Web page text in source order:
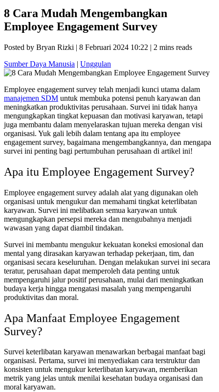
8 Cara Mudah Mengembangkan
Employee Engagement Survey
Posted by Bryan Rizki | 8 Februari 2024 10:22 | 2 mins reads
Sumber Daya Manusia | Unggulan
Employee engagement survey telah menjadi kunci utama dalam
manajemen SDM untuk membuka potensi penuh karyawan dan
meningkatkan produktivitas perusahaan. Survei ini tidak hanya
mengungkapkan tingkat kepuasan dan motivasi karyawan, tetapi
juga membantu dalam menyelaraskan tujuan mereka dengan visi
organisasi. Yuk gali lebih dalam tentang apa itu employee
engagement survey, bagaimana mengembangkannya, dan mengapa
survei ini penting bagi pertumbuhan perusahaan di artikel ini!
Apa itu Employee Engagement Survey?
Employee engagement survey adalah alat yang digunakan oleh
organisasi untuk mengukur dan memahami tingkat keterlibatan
karyawan. Survei ini melibatkan semua karyawan untuk
mengungkapkan persepsi mereka dan mengubahnya menjadi
wawasan yang dapat diambil tindakan.
Survei ini membantu mengukur kekuatan koneksi emosional dan
mental yang dirasakan karyawan terhadap pekerjaan, tim, dan
organisasi secara keseluruhan. Dengan melakukan survei ini secara
teratur, perusahaan dapat memperoleh data penting untuk
mempengaruhi jalur positif perusahaan, mulai dari meningkatkan
budaya kerja hingga mengatasi masalah yang mempengaruhi
produktivitas dan moral.
Apa Manfaat Employee Engagement
Survey?
Survei keterlibatan karyawan menawarkan berbagai manfaat bagi
organisasi. Pertama, survei ini menyediakan cara terstruktur dan
konsisten untuk mengukur keterlibatan karyawan, memberikan
metrik yang jelas untuk menilai kesehatan budaya organisasi dan
moral karyawan.